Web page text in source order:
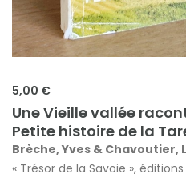
5,00 €
Une Vieille vallée
Petite histoire de la
Brèche, Yves & Chavoutier,
« Trésor de la Savoie »,